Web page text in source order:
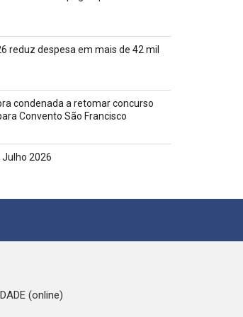
reduz despesa em mais de 42 mil
condenada a retomar concurso
Convento São Francisco
Julho 2026
(online)